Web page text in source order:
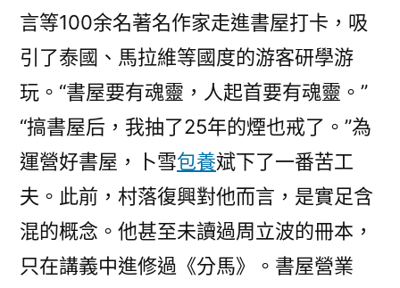
言等100余名著名作家走進書屋打卡，吸
引了泰國、馬拉維等國度的游客研學游
玩。“書屋要有魂靈，人起首要有魂靈。”
“搞書屋后，我抽了25年的煙也戒了。”為
運營好書屋，卜雪包養斌下了一番苦工
夫。此前，村落復興對他而言，是實足含
混的概念。他甚至未讀過周立波的冊本，
只在講義中進修過《分馬》。書屋營業